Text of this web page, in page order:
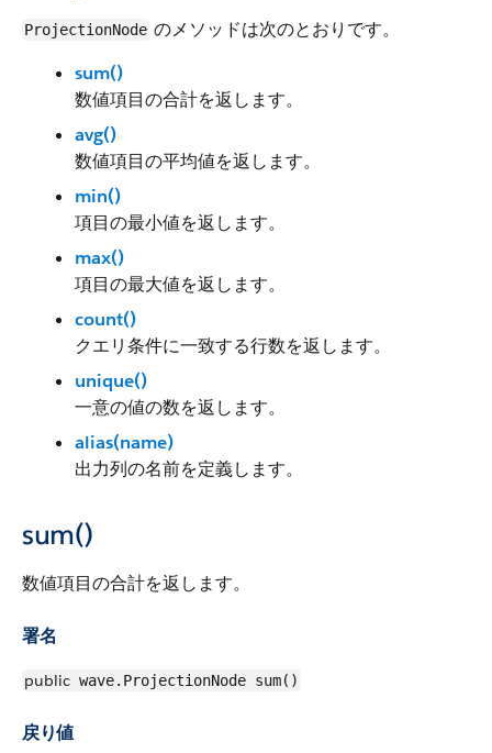
ProjectionNode のメソッドは次のとおりです。
sum()
数値項目の合計を返します。
avg()
数値項目の平均値を返します。
min()
項目の最小値を返します。
max()
項目の最大値を返します。
count()
クエリ条件に一致する行数を返します。
unique()
一意の値の数を返します。
alias(name)
出力列の名前を定義します。
sum()
数値項目の合計を返します。
署名
public wave.ProjectionNode sum()
戻り値